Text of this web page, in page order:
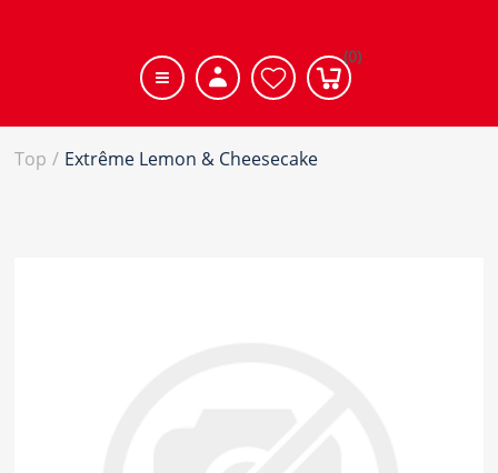
(0)
Top / Extrême Lemon & Cheesecake